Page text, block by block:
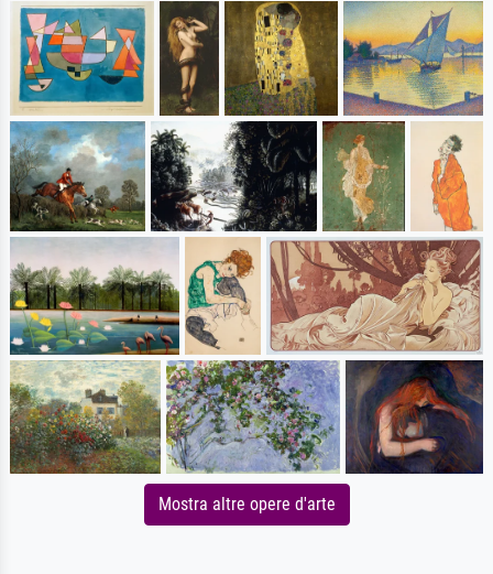
Mostra altre opere d'arte